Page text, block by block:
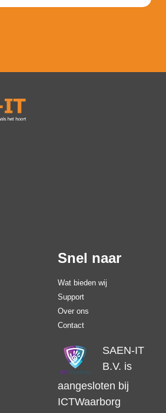
Snel naar
Wat bieden wij
Support
Over ons
Contact
SAEN-IT
B.V. is
aangesloten bij
ICTWaarborg